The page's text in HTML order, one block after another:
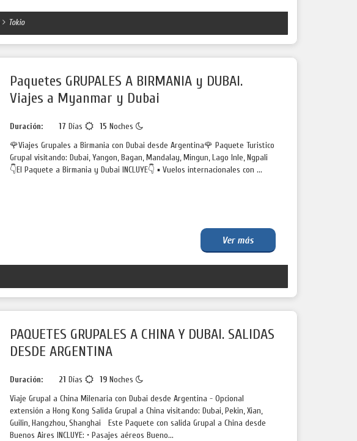
Tokio
Paquetes GRUPALES A BIRMANIA y DUBAI.
Viajes a Myanmar y Dubai
Duración: 17 Días 15 Noches
🌹Viajes Grupales a Birmania con Dubai desde Argentina🌹 Paquete Turistico
Grupal visitando: Dubai, Yangon, Bagan, Mandalay, Mingun, Lago Inle, Ngpali
👇El Paquete a Birmania y Dubai INCLUYE👇 ▪️ Vuelos internacionales con ...
Ver más
PAQUETES GRUPALES A CHINA Y DUBAI. SALIDAS
DESDE ARGENTINA
Duración: 21 Días 19Noches
Viaje Grupal a China Milenaria con Dubai desde Argentina - Opcional
extensión a Hong Kong Salida Grupal a China visitando: Dubai, Pekin, Xian,
Guilin, Hangzhou, Shanghai Este Paquete con salida Grupal a China desde
Buenos Aires INCLUYE: • Pasajes aéreos Bueno...